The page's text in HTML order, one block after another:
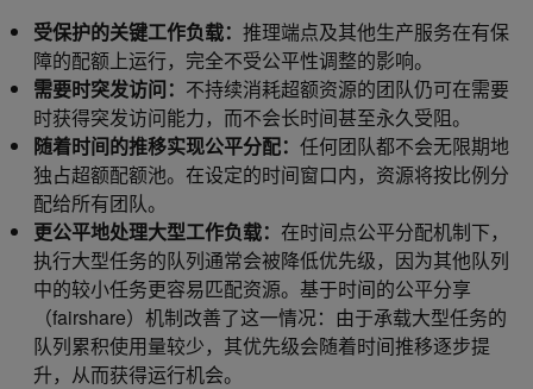
受保护的关键工作负载： 推理端点及其他生产服务在有保
障的配额上运行，完全不受公平性调整的影响。
需要时突发访问： 不持续消耗超额资源的团队仍可在需要
时获得突发访问能力，而不会长时间甚至永久受阻。
随着时间的推移实现公平分配： 任何团队都不会无限期地
独占超额配额池。在设定的时间窗口内，资源将按比例分
配给所有团队。
更公平地处理大型工作负载： 在时间点公平分配机制下，
执行大型任务的队列通常会被降低优先级，因为其他队列
中的较小任务更容易匹配资源。基于时间的公平分享
（fairshare）机制改善了这一情况：由于承载大型任务的
队列累积使用量较少，其优先级会随着时间推移逐步提
升，从而获得运行机会。